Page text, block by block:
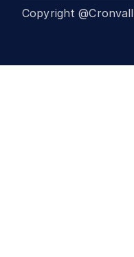
Copyright @Cronvall